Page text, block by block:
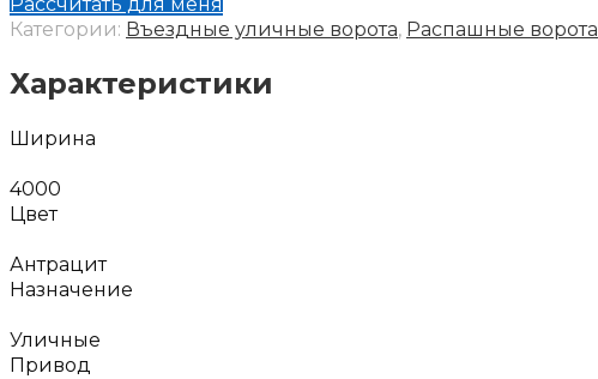
Категории: Въездные уличные ворота, Распашные ворота
Характеристики
Ширина
4000
Цвет
Антрацит
Назначение
Уличные
Привод